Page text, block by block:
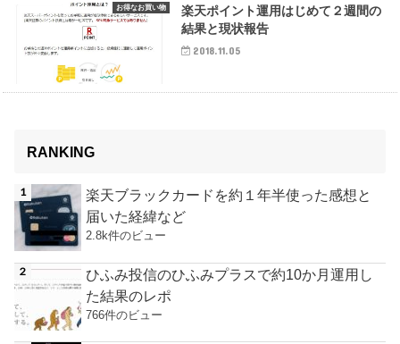
お得なお買い物
楽天ポイント運用はじめて２週間の
結果と現状報告
2018.11.05
RANKING
楽天ブラックカードを約１年半使った感想と
届いた経緯など
2.8k件のビュー
ひふみ投信のひふみプラスで約10か月運用し
た結果のレポ
766件のビュー